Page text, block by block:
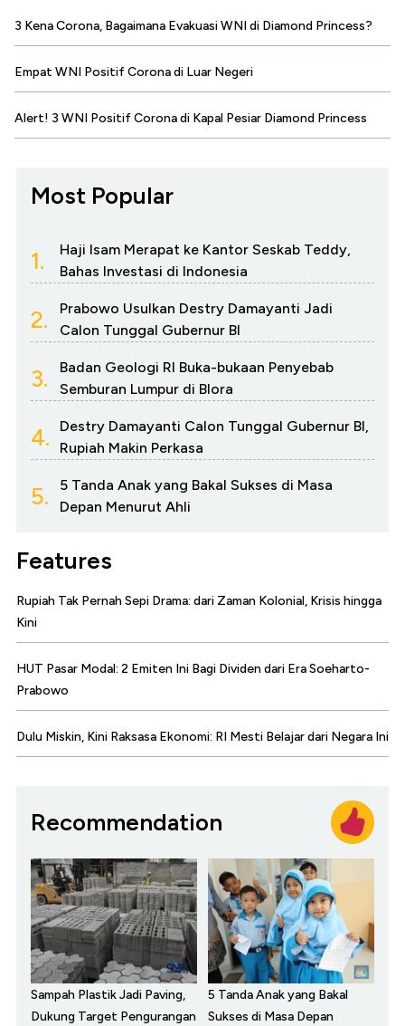
3 Kena Corona, Bagaimana Evakuasi WNI di Diamond Princess?
Empat WNI Positif Corona di Luar Negeri
Alert! 3 WNI Positif Corona di Kapal Pesiar Diamond Princess
Most Popular
1.
Haji Isam Merapat ke Kantor Seskab Teddy,
Bahas Investasi di Indonesia
2.
Prabowo Usulkan Destry Damayanti Jadi
Calon Tunggal Gubernur BI
3.
Badan Geologi RI Buka-bukaan Penyebab
Semburan Lumpur di Blora
4.
Destry Damayanti Calon Tunggal Gubernur BI,
Rupiah Makin Perkasa
5.
5 Tanda Anak yang Bakal Sukses di Masa
Depan Menurut Ahli
Features
Rupiah Tak Pernah Sepi Drama: dari Zaman Kolonial, Krisis hingga
Kini
HUT Pasar Modal: 2 Emiten Ini Bagi Dividen dari Era Soeharto-
Prabowo
Dulu Miskin, Kini Raksasa Ekonomi: RI Mesti Belajar dari Negara Ini
Recommendation
Sampah Plastik Jadi Paving,
Dukung Target Pengurangan
5 Tanda Anak yang Bakal
Sukses di Masa Depan